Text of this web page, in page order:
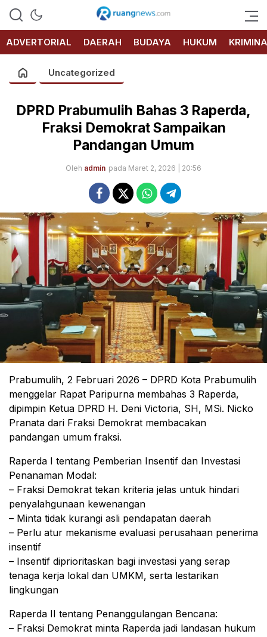
RUANG
NEWS
ADVERTORIAL
DAERAH BUDAYA HUKUM
Uncategorized
DPRD Prabumulih Bahas 3 Raperda,
Fraksi Demokrat Sampaikan
Pandangan Umum
Oleh admin pada Maret 2, 2026 | 20:56
Prabumulih, 2 Februari 2026 – DPRD Kota Prabumulih
menggelar Rapat Paripurna membahas 3 Raperda,
dipimpin Ketua DPRD H. Deni Victoria, SH, MSi. Nicko
Pranata dari Fraksi Demokrat membacakan
pandangan umum fraksi.
Raperda I tentang Pemberian Insentif dan Investasi
Penanaman Modal:
– Fraksi Demokrat tekan kriteria jelas untuk hindari
penyalahgunaan kewenangan
– Minta tidak kurangi asli pendapatan daerah
– Perlu atur mekanisme evaluasi perusahaan penerima
insentif
– Insentif diprioritaskan bagi investasi yang serap
tenaga kerja lokal dan UMKM, serta lestarikan
lingkungan
Raperda II tentang Penanggulangan Bencana:
– Fraksi Demokrat minta Raperda jadi landasan hukum